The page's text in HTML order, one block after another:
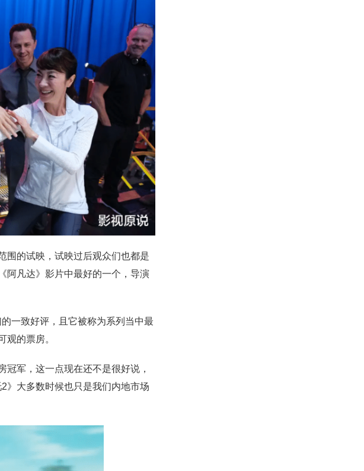
围的试映，试映过后观众们也都是
阿凡达》影片中最好的一个，导演
一致好评，且它被称为系列当中最
观的票房。
军，这一点现在还不是很好说，
》大多数时候也只是我们内地市场